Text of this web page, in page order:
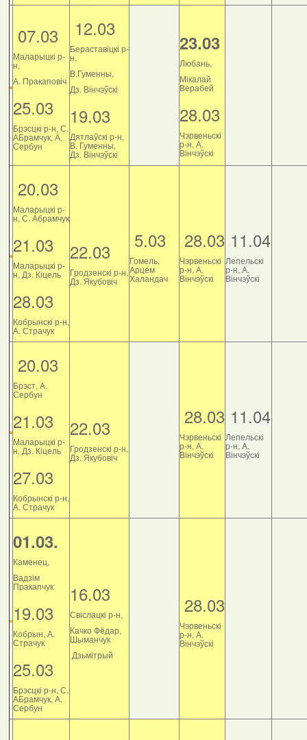
07.03
Маларыцкі р-
н,
А. Пракаповіч
25.03
Брэсцкі р-н, С.
АБрамчук, А.
Сербун
12.03
Бераставіцкі р-
н,
В.Гуменны,
Дз. Вінчэўскі
19.03
Дятлаўскі р-н,
В. Гуменны,
Дз. Вінчэўскі
23.03
Любань,
Мікалай
Верабей
28.03
Чэрвеньскі
р-н, А.
Вінчэўскі
20.03
Маларыцкі р-
н, С. Абрамчук
21.03
Маларыцкі р-
н, Дз. Кіцель
28.03
Кобрынскі р-н,
А. Страчук
22.03
Гродзенскі р-н,
Дз. Якубовіч
5.03
Гомель,
Арцём
Халандач
28.03
Чэрвеньскі
р-н, А.
Вінчэўскі
11.04
Лепельскі
р-н, А.
Вінчэўскі
20.03
Брэст, А.
Сербун
21.03
Маларыцкі р-
н, Дз. Кіцель
27.03
Кобрынскі р-н,
А. Страчук
22.03
Гродзенскі р-н,
Дз. Якубовіч
28.03
Чэрвеньскі
р-н, А.
Вінчэўскі
11.04
Лепельскі
р-н, А.
Вінчэўскі
01.03.
Каменец,
Вадзім
Пракапчук
19.03
Кобрын, А.
Страчук
25.03
Брэсцкі р-н, С.
АБрамчук, А.
Сербун
16.03
Свіслацкі р-н,
Качко Фёдар,
Шыманчук
Дзьмітрый
28.03
Чэрвеньскі
р-н, А.
Вінчэўскі